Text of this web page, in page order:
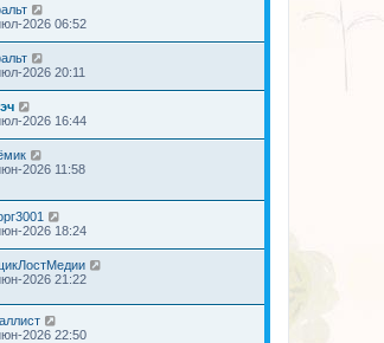
2026 06:52
2026 20:11
2026 16:44
2026 11:58
2026 18:24
2026 21:22
2026 22:50